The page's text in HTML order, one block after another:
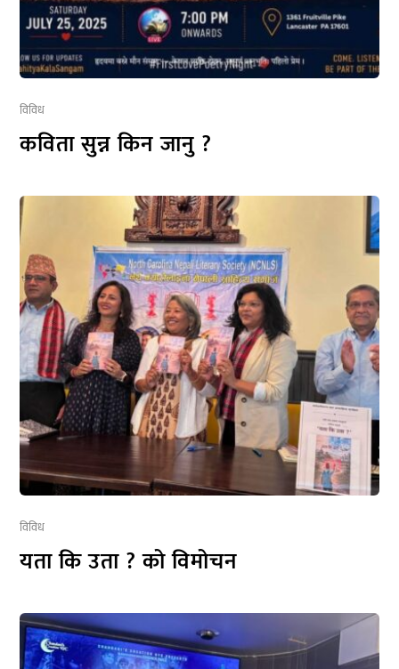
विविध
कविता सुन्न किन जानु ?
विविध
यता कि उता ? को विमोचन